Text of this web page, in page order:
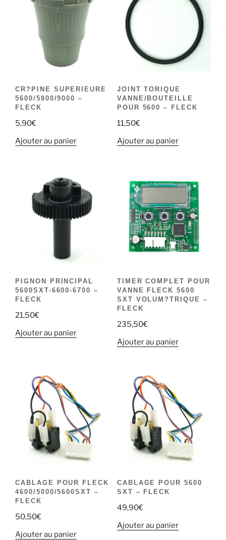
CR?PINE SUPERIEURE
5600/5800/9000 –
FLECK
5,90€
Ajouter au panier
JOINT TORIQUE
VANNE/BOUTEILLE
POUR 5600 – FLECK
11,50€
Ajouter au panier
PIGNON PRINCIPAL
5600SXT-6600-6700 –
FLECK
21,50€
Ajouter au panier
TIMER COMPLET POUR
VANNE FLECK 5600
SXT VOLUM?TRIQUE –
FLECK
235,50€
Ajouter au panier
CABLAGE POUR FLECK
4600/5000/5600SXT –
FLECK
50,50€
Ajouter au panier
CABLAGE POUR 5600
SXT – FLECK
49,90€
Ajouter au panier